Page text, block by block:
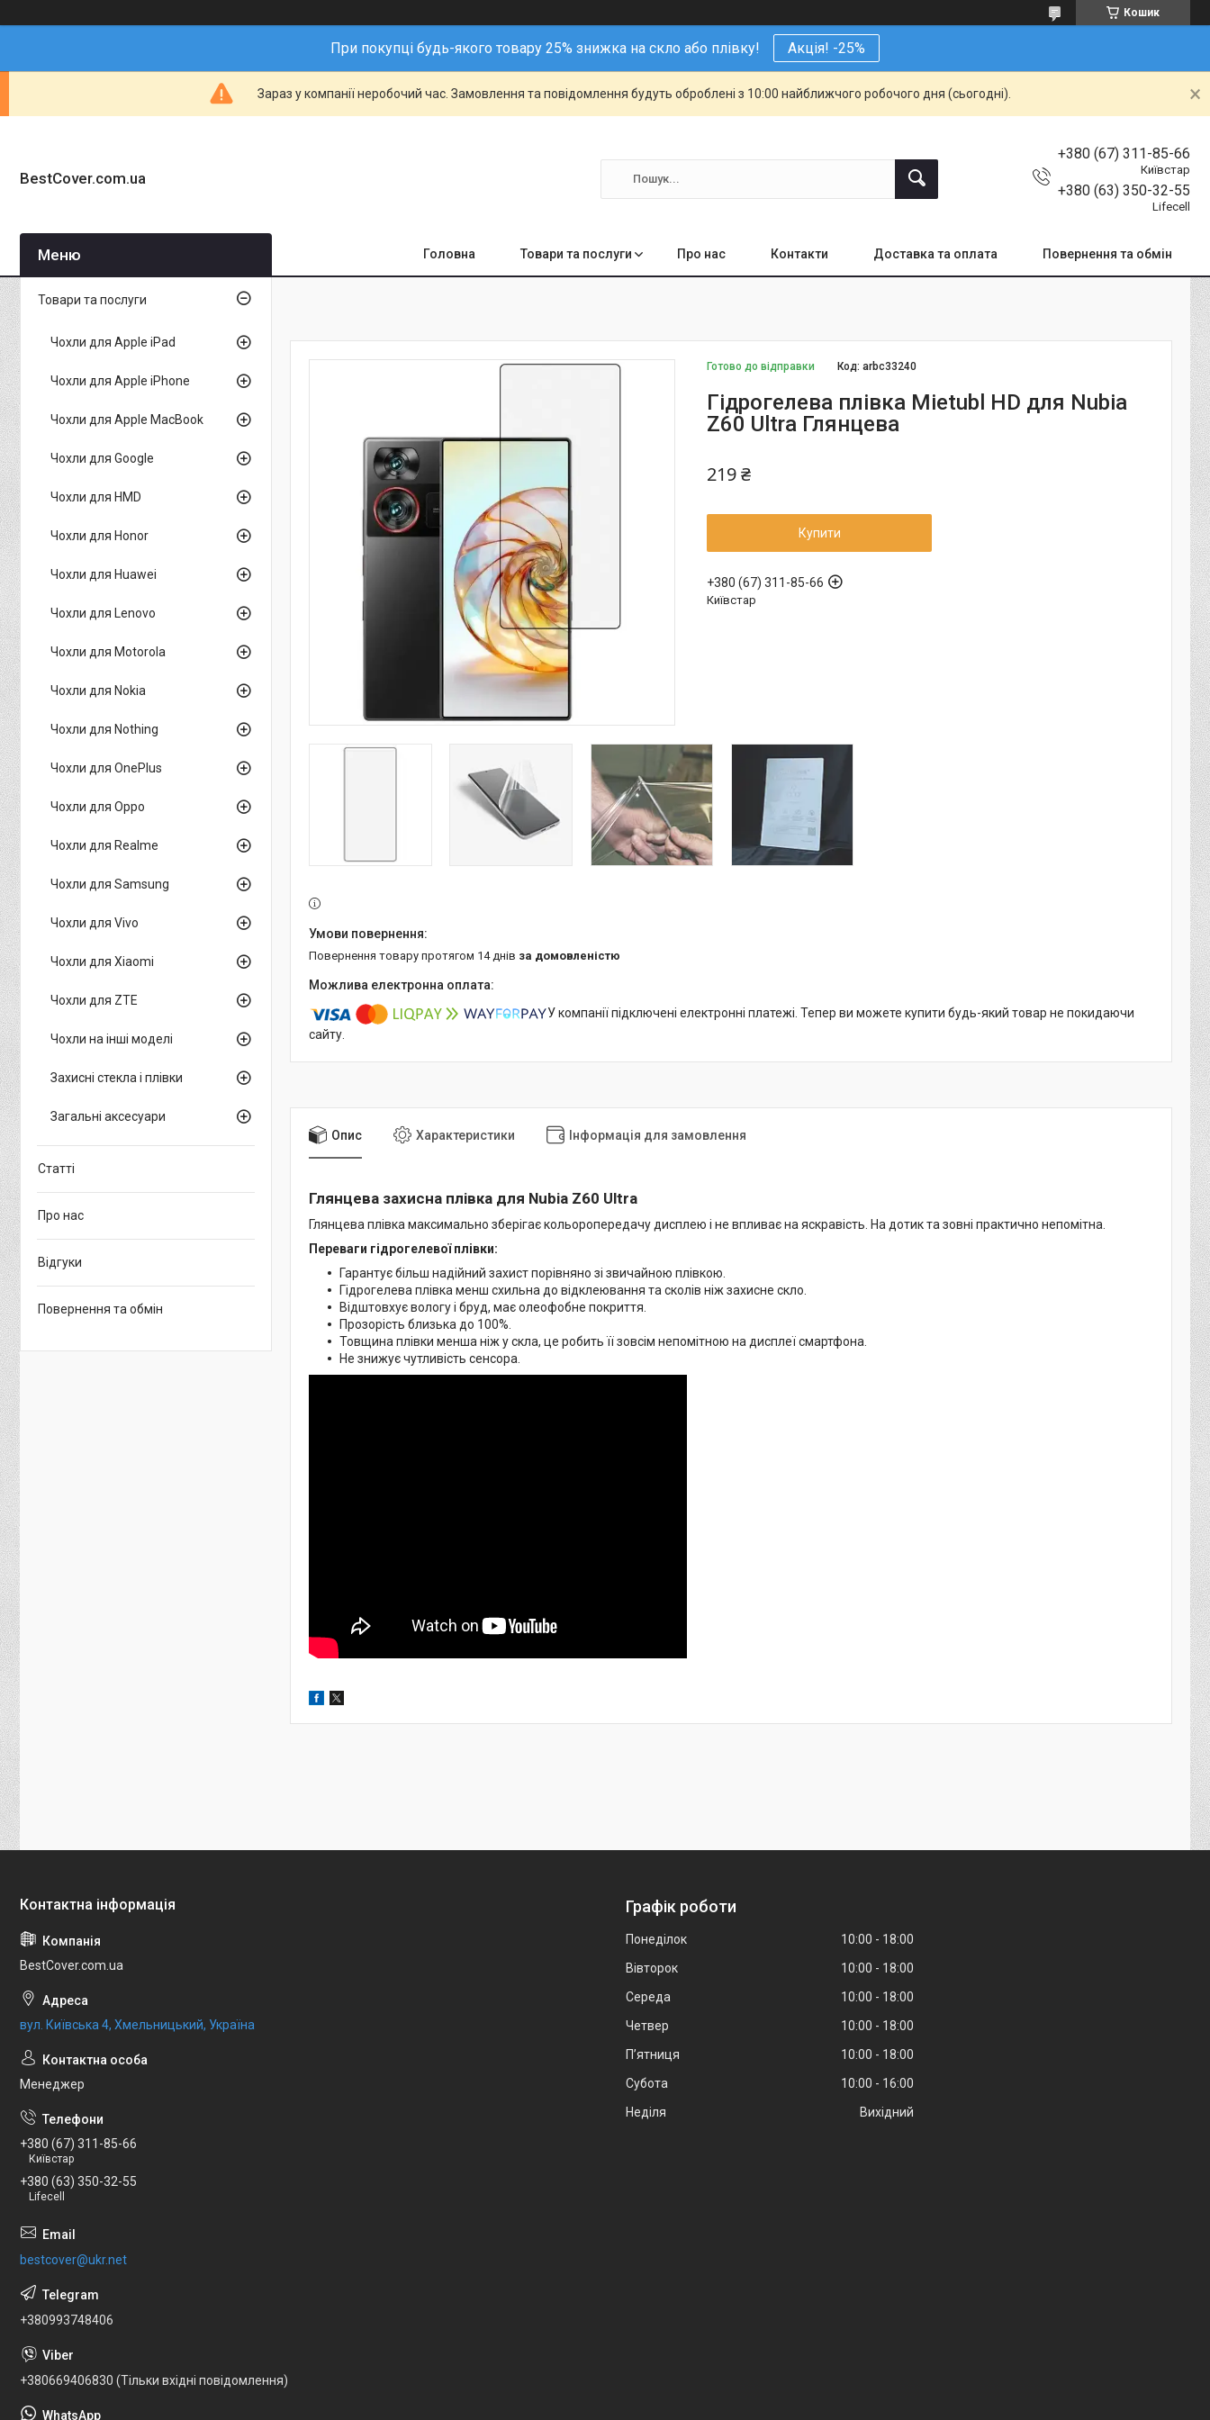
Кошик
При покупці будь-якого товару 25% знижка на скло або плівку! Акція! -25%
Зараз у компанії неробочий час. Замовлення та повідомлення будуть оброблені з 10:00 найближчого робочого дня (сьогодні).
BestCover.com.ua
+380 (67) 311-85-66
Київстар
+380 (63) 350-32-55
Lifecell
Головна Товари та послуги Про нас Контакти Доставка та оплата Повернення та обмін
Готово до відправки Код:arbc33240
Гідрогелева плівка Mietubl HD для Nubia
Z60 Ultra Глянцева
219 ₴
Купити
+380 (67) 311-85-66
Київстар
повернення товару протягом 14 днів за домовленістю
У компанії підключені електронні платежі. Тепер ви можете купити будь-який товар не покидаючи
сайту.
Опис Характеристики Інформація для замовлення
Глянцева захисна плівка для Nubia Z60 Ultra
Глянцева плівка максимально зберігає кольоропередачу дисплею і не впливає на яскравість. На дотик та зовні практично непомітна.
Переваги гідрогелевої плівки:
Гарантує більш надійний захист порівняно зі звичайною плівкою.
Гідрогелева плівка менш схильна до відклеювання та сколів ніж захисне скло.
Відштовхує вологу і бруд, має олеофобне покриття.
Прозорість близька до 100%.
Товщина плівки менша ніж у скла, це робить її зовсім непомітною на дисплеї смартфона.
Не знижує чутливість сенсора.
Товари та послуги
Чохли для Apple iPad
Чохли для Apple iPhone
Чохли для Apple MacBook
Чохли для Google
Чохли для HMD
Чохли для Honor
Чохли для Huawei
Чохли для Lenovo
Чохли для Motorola
Чохли для Nokia
Чохли для Nothing
Чохли для OnePlus
Чохли для Oppo
Чохли для Realme
Чохли для Samsung
Чохли для Vivo
Чохли для Xiaomi
Чохли для ZTE
Чохли на інші моделі
Захисні стекла і плівки
Загальні аксесуари
Статті
Про нас
Відгуки
Повернення та обмін
BestCover.com.ua
вул. Київська 4, Хмельницький, Україна
Менеджер
+380 (67) 311-85-66
Київстар
+380 (63) 350-32-55
Lifecell
bestcover@ukr.net
+380993748406
+380669406830 (Тільки вхідні повідомлення)
Графік роботи
Понеділок 10:00
18:00
Вівторок
10:00
18:00
Середа
10:00
18:00
Четвер
10:00
18:00
Пʼятниця
10:00
18:00
Субота
10:00
16:00
Неділя
Вихідний